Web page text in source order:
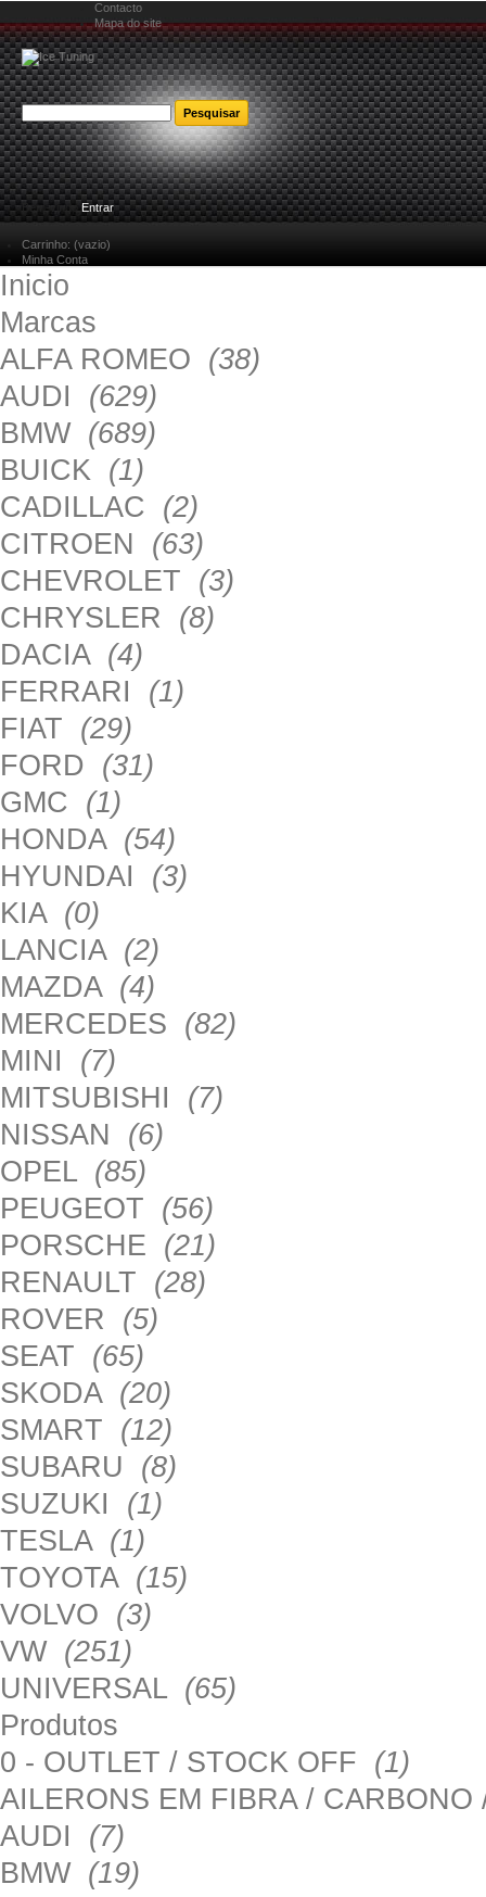
Contacto
Mapa do site
Bem-vindoEntrar
Carrinho: (vazio)
Minha Conta
Inicio
Marcas
ALFA ROMEO (38)
AUDI (629)
BMW (689)
BUICK (1)
CADILLAC (2)
CITROEN (63)
CHEVROLET (3)
CHRYSLER (8)
DACIA (4)
FERRARI (1)
FIAT (29)
FORD (31)
GMC (1)
HONDA (54)
HYUNDAI (3)
KIA (0)
LANCIA (2)
MAZDA (4)
MERCEDES (82)
MINI (7)
MITSUBISHI (7)
NISSAN (6)
OPEL (85)
PEUGEOT (56)
PORSCHE (21)
RENAULT (28)
ROVER (5)
SEAT (65)
SKODA (20)
SMART (12)
SUBARU (8)
SUZUKI (1)
TESLA (1)
TOYOTA (15)
VOLVO (3)
VW (251)
UNIVERSAL (65)
Produtos
0 - OUTLET / STOCK OFF (1)
AILERONS EM FIBRA /
AUDI (7)
BMW (19)